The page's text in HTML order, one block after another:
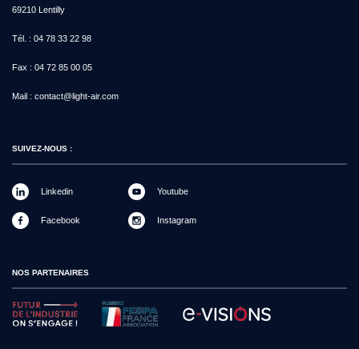
69210 Lentilly
Tél. : 04 78 33 22 98
Fax : 04 72 85 00 05
Mail : contact@light-air.com
SUIVEZ-NOUS :
Linkedin
Facebook
Youtube
Instagram
NOS PARTENAIRES